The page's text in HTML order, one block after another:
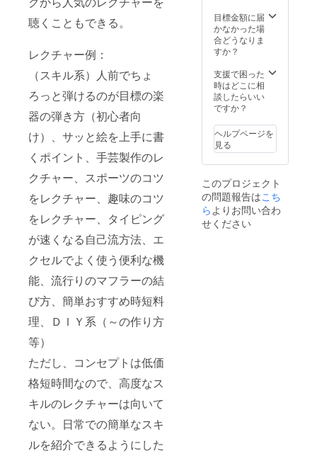
聴くこともできる。
レクチャー例：
（スキル系）人前でちょ
ろっと弾けるのが目標の楽
器の弾き方（初心者向
け）、サッと絵を上手に書
くポイント、手芸製作のレ
クチャー、スポーツのコツ
をレクチャー、趣味のコツ
をレクチャー、タイピング
が速くなる自己流方法、エ
クセルでよく使う便利な機
能、流行りのマフラーの結
び方、簡単おすすめ時短料
理、ＤＩＹ系（～の作り方
等）
ただし、コンセプトは低価
格短時間なので、高度なス
キルのレクチャーは向いて
ない。日常での簡単なスキ
ルを紹介できるようにした
にしていま
す。
趣味は旅行
流、そして
新しい挑戦
をするこ
と。皆さん
と一緒に素
験を共有
し、学びを
深められる
ことを楽し
目標金額に届
かなかった場
合どうなりま
すか？
支援で困った
時はどこに相
談したらいい
ですか？
ヘルプページを
見る
このプロジェクト
の問題報告はこち
ら よりお問い合わ
せください